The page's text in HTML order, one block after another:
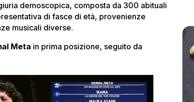
demoscopica, composta da 300 abituali
di fasce di età, provenienze
musicali diverse.
Meta in prima posizione, seguito da